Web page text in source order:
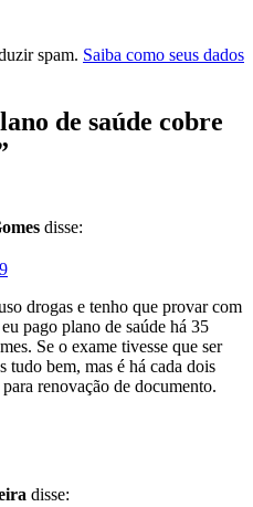
spam. Saiba como seus dados
de saúde cobre
disse:
drogas e tenho que provar com
pago plano de saúde há 35
Se o exame tivesse que ser
tudo bem, mas é há cada dois
renovação de documento.
disse: